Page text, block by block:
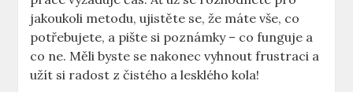
jakoukoli metodu, ⁤ujistěte se, že máte vše, co
potřebujete, ⁢a ⁣pište si poznámky – co funguje a
co ne. Měli byste se⁤ nakonec vyhnout frustraci a
užít si radost z čistého a lesklého ‍kola!